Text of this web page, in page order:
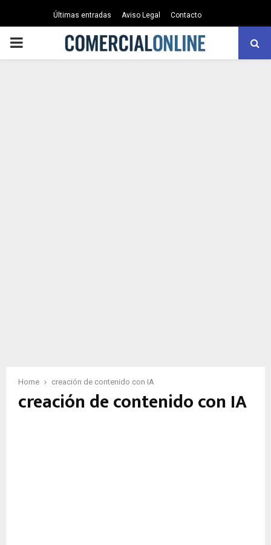
Últimas entradas Aviso Legal Contacto
PRIMARY
Home creación de contenido con IA
creación de contenido con IA